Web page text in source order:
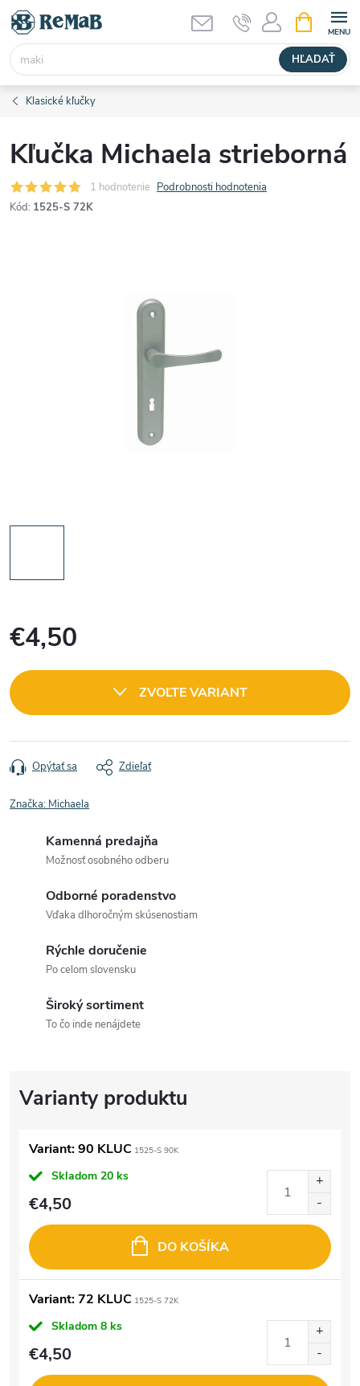
Prejsť
obsah
HĽADAŤ
KOŠÍK
Klasické kľučky
Kľučka Michaela strieborná
1 hodnotenie Podrobnosti hodnotenia
Kód: 1525-S 72K
€4,50
cena:
ZVOĽTE VARIANT
Opýtať sa Zdieľať
Značka: Michaela
Kamenná predajňa
Možnosť osobného odberu
Odborné poradenstvo
Vďaka dlhoročným skúsenostiam
Rýchle doručenie
Po celom slovensku
Široký sortiment
To čo inde nenájdete
Variant: 90 KLUC 1525-S 90K
Skladom 20 ks
€4,50
DO KOŠÍKA
Variant: 72 KLUC 1525-S 72K
Skladom 8 ks
€4,50